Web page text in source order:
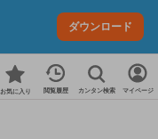
ダウンロード
お気に入り 閲覧履歴 カンタン検索 マイページ